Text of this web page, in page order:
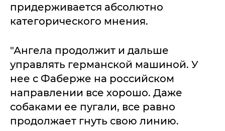
придерживается абсолютно
категорического мнения.
"Ангела продолжит и дальше
управлять германской машиной. У
нее с Фаберже на российском
направлении все хорошо. Даже
собаками ее пугали, все равно
продолжает гнуть свою линию.